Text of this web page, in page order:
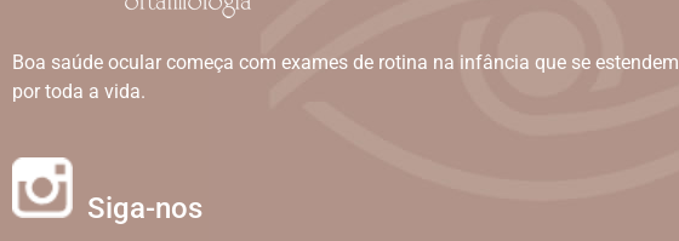
Boa saúde ocular começa com exames de rotina na infância que se estendem
por toda a vida.
Siga-nos